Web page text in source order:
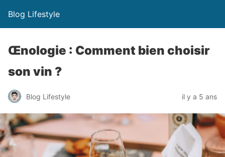
Blog Lifestyle
Œnologie : Comment bien choisir
son vin ?
Blog Lifestyle il y a 5 ans